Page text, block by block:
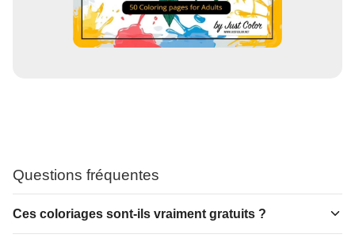
Questions fréquentes
Ces coloriages sont-ils vraiment gratuits ?